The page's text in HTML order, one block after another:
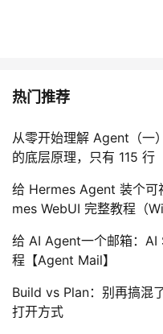
热门推荐
从零开始理解 Agent（
的底层原理，只有 115 行
给 Hermes Agent 装个
mes WebUI 完整教程（
给 AI Agent一个邮箱：
程【Agent Mail】
Build vs Plan：别再搞混
打开方式